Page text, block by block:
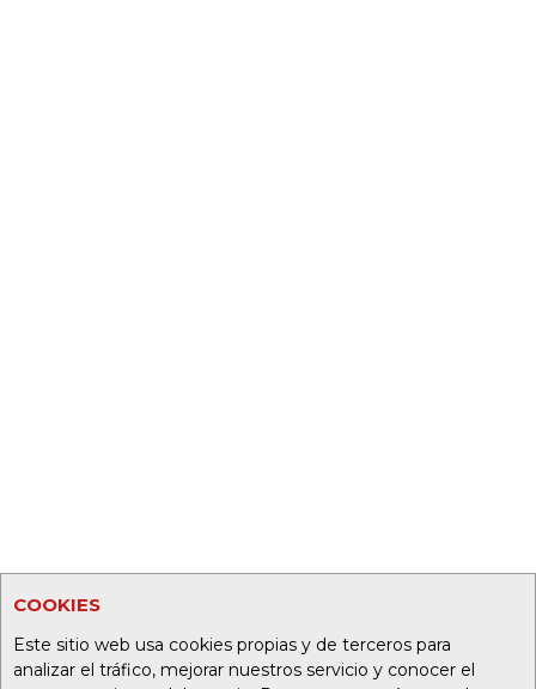
COOKIES
Este sitio web usa cookies propias y de terceros para
analizar el tráfico, mejorar nuestros servicio y conocer el